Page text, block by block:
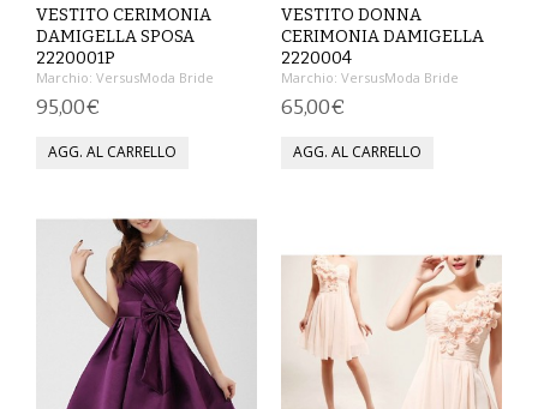
TUTE PANTALONI
VESTITI
DONNA
CAFTANI
CAMICIE
CAPISPALLA
VESTITO CERIMONIA
DAMIGELLA SPOSA
2220001P
Marchio: VersusModa Bride
95,00€
VESTITO DONNA
CERIMONIA DAMIGELLA
2220004
Marchio: VersusModa Bride
65,00€